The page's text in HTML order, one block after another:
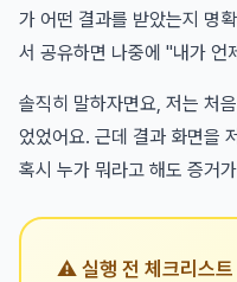
가 어떤 결과를 받았는지 명
서 공유하면 나중에 "내가 언
솔직히 말하자면요, 저는 처
었었어요. 근데 결과 화면을
혹시 누가 뭐라고 해도 증거
⚠️ 실행 전 체크리스트